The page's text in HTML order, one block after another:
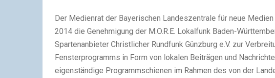
Der Medienrat der Bayerischen Landeszentrale für neue
2014 die Genehmigung der M.O.R.E. Lokalfunk Baden-
Spartenanbieter Christlicher Rundfunk Günzburg e.V. zur
Fensterprogramms in Form von lokalen Beiträgen und
eigenständige Programmschienen im Rahmen des von der